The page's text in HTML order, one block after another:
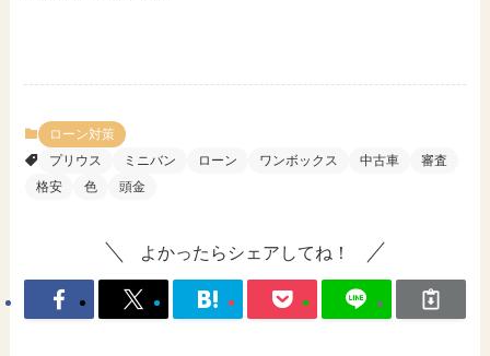
ローン対策
プリウス
ミニバン ローン ワンボックス 中古車
審査
格安
色 頭金
よかったらシェアしてね！